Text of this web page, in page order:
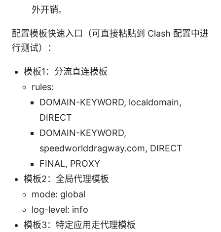
外开销。
配置模板快速入口（可直接粘贴到 Clash 配置中进
行测试）：
模板1：分流直连模板
rules:
DOMAIN-KEYWORD, localdomain,
DIRECT
DOMAIN-KEYWORD,
speedworlddragway.com, DIRECT
FINAL, PROXY
模板2：全局代理模板
mode: global
log-level: info
模板3：特定应用走代理模板